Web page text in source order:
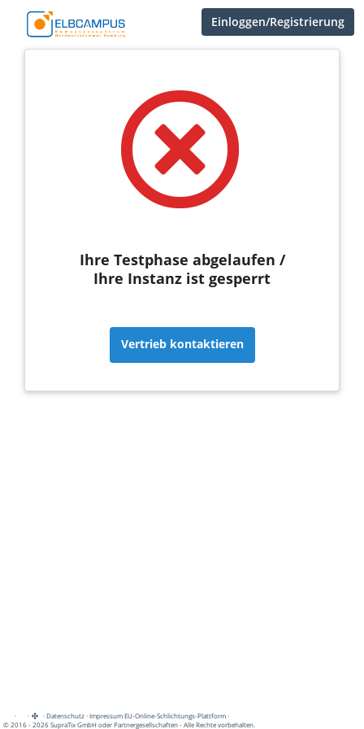
Einloggen/Registrierung
Ihre Testphase abgelaufen /
Ihre Instanz ist gesperrt
Vertrieb kontaktieren
· · ·Datenschutz·Impressum EU-Online-Schlichtungs-Plattform·
© 2016 - 2026 SupraTix GmbH oder Partnergesellschaften - Alle Rechte vorbehalten.